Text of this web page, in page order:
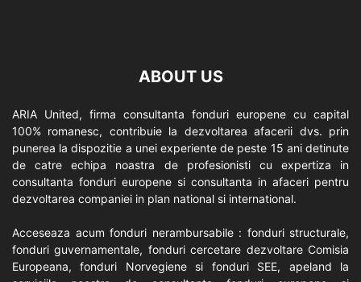
ABOUT US
ARIA United, firma consultanta fonduri europene cu capital
100% romanesc, contribuie la dezvoltarea afacerii dvs. prin
punerea la dispozitie a unei experiente de peste 15 ani detinute
de catre echipa noastra de profesionisti cu expertiza in
consultanta fonduri europene si consultanta in afaceri pentru
dezvoltarea companiei in plan national si international.
Acceseaza acum fonduri nerambursabile : fonduri structurale,
fonduri guvernamentale, fonduri cercetare dezvoltare Comisia
Europeana, fonduri Norvegiene si fonduri SEE, apeland la